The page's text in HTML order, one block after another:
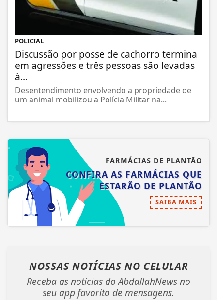
POLICIAL
Discussão por posse de cachorro termina
em agressões e três pessoas são levadas
à...
Desentendimento envolvendo a propriedade de
um animal mobilizou a Polícia Militar na...
FARMÁCIAS DE PLANTÃO
CONFIRA AS FARMÁCIAS QUE
ESTARÃO DE PLANTÃO
SAIBA MAIS
NOSSAS NOTÍCIAS NO CELULAR
Receba as notícias do AbdallahNews no
seu app favorito de mensagens.